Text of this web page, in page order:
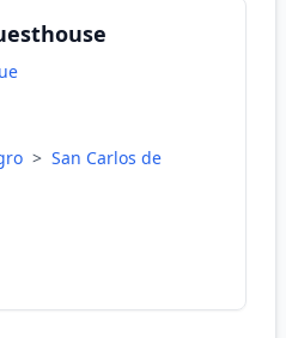
> San Carlos de